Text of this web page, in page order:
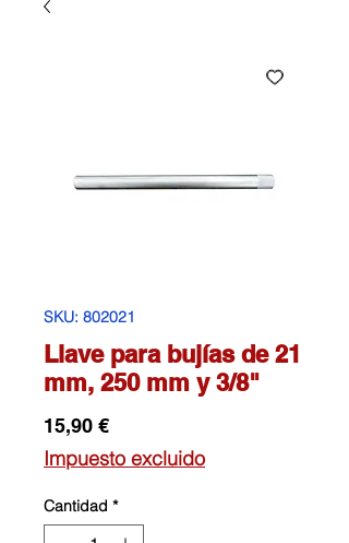
SKU: 802021
Llave para bujías de 21
mm, 250 mm y 3/8"
15,90 €Precio
Impuesto excluido
Cantidad *